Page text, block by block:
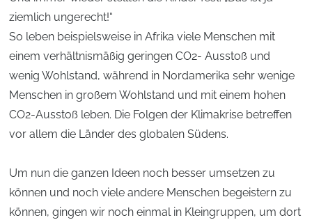
ziemlich ungerecht!“
So leben beispielsweise in Afrika viele Menschen mit
einem verhältnismäßig geringen CO2- Ausstoß und
wenig Wohlstand, während in Nordamerika sehr wenige
Menschen in großem Wohlstand und mit einem hohen
CO2-Ausstoß leben. Die Folgen der Klimakrise betreffen
vor allem die Länder des globalen Südens.
Um nun die ganzen Ideen noch besser umsetzen zu
können und noch viele andere Menschen begeistern zu
können, gingen wir noch einmal in Kleingruppen, um dort